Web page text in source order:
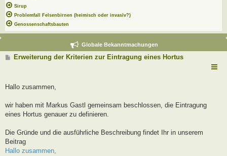
Sirup
Problemfall Felsenbirnen (heimisch oder invasiv?)
Genossenschaftsbauten
Globale Bekanntmachungen
B
r
Erweiterung der Kriterien zur Eintragung eines Hortus
Hallo zusammen,
wir haben mit Markus Gastl gemeinsam beschlossen, die Eintragung
eines Hortus genauer zu definieren.
Die Gründe und die ausführliche Beschreibung findet Ihr in unserem
Beitrag
Hallo zusammen,